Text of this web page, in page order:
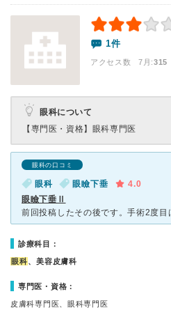
1件
アクセス数 7月:315
眼科について
【専門医・資格】 眼科専門医
眼科の口コミ
眼科 眼瞼下垂
4.0
眼瞼下垂Ⅱ
診療科目：
眼科、美容皮膚科
専門医・資格：
皮膚科専門医、眼科専門医